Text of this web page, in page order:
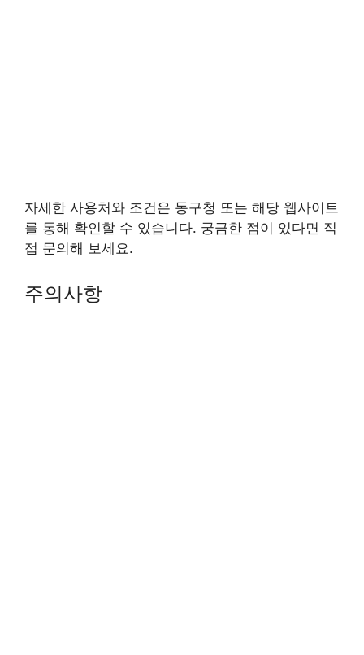
자세한 사용처와 조건은 동구청 또는 해당 웹사이트
를 통해 확인할 수 있습니다. 궁금한 점이 있다면 직
접 문의해 보세요.
주의사항